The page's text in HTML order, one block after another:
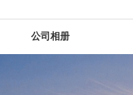
公司相册